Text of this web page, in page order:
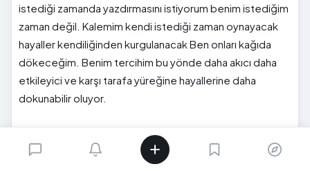
istediği zamanda yazdırmasını istiyorum benim istediğim
zaman değil. Kalemim kendi istediği zaman oynayacak
hayaller kendiliğinden kurgulanacak Ben onları kağıda
dökeceğim. Benim tercihim bu yönde daha akıcı daha
etkileyici ve karşı tarafa yüreğine hayallerine daha
dokunabilir oluyor.
- Yazarken tıkanma yaşadığınızda bunu nasıl aşıyorsunuz?